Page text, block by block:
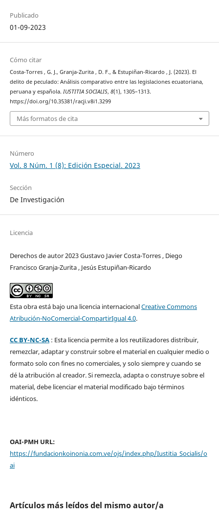
Publicado
01-09-2023
Cómo citar
Costa-Torres , G. J., Granja-Zurita , D. F., & Estupiñan-Ricardo , J. (2023). El
delito de peculado: Análisis comparativo entre las legislaciones ecuatoriana,
peruana y española. IUSTITIA SOCIALIS, 8(1), 1305–1313.
https://doi.org/10.35381/racji.v8i1.3299
Más formatos de cita
Número
Vol. 8 Núm. 1 (8): Edición Especial. 2023
Sección
De Investigación
Licencia
Derechos de autor 2023 Gustavo Javier Costa-Torres , Diego
Francisco Granja-Zurita , Jesús Estupiñan-Ricardo
Esta obra está bajo una licencia internacionalCreative Commons
Atribución-NoComercial-CompartirIgual 4.0.
CC BY-NC-SA: Esta licencia permite a los reutilizadores distribuir,
remezclar, adaptar y construir sobre el material en cualquier medio o
formato solo con fines no comerciales, y solo siempre y cuando se
dé la atribución al creador. Si remezcla, adapta o construye sobre el
material, debe licenciar el material modificado bajo términos
idénticos.
OAI-PMH URL:
https://fundacionkoinonia.com.ve/ojs/index.php/Iustitia_Socialis/o
ai
Artículos más leídos del mismo autor/a